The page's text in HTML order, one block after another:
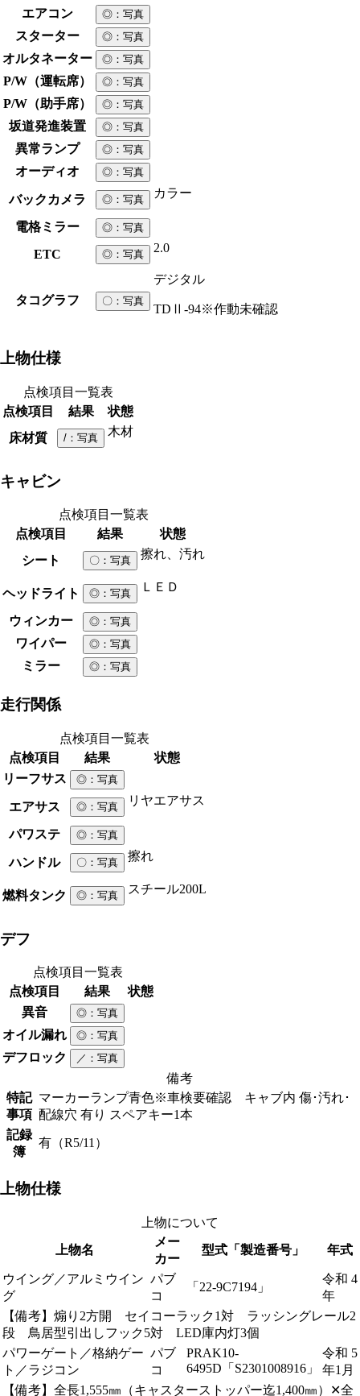
エアコン
◎ ：写真
スターター ◎ ：写真
オルタネーター ◎ ：写真
P/W（運転席） ◎ ：写真
P/W（助手席） ◎ ：写真
坂道発進装置 ◎ ：写真
異常ランプ ◎ ：写真
オーディオ ◎ ：写真
バックカメラ ◎ ：写真 カラー
電格ミラー ◎ ：写真
ETC ◎ ：写真 2.0
タコグラフ 〇 ：写真
デジタル
TDⅡ-94※作動未確認
上物仕様
点検項目一覧表
点検項目
結果
状態
床材質
/ ：写真 木材
キャビン
点検項目一覧表
点検項目
結果
状態
シート
〇 ：写真 擦れ、汚れ
ヘッドライト ◎ ：写真 ＬＥＤ
ウィンカー ◎ ：写真
ワイパー ◎ ：写真
ミラー ◎ ：写真
走行関係
点検項目一覧表
点検項目
結果
状態
リーフサス
◎ ：写真
エアサス ◎ ：写真 リヤエアサス
パワステ ◎ ：写真
ハンドル 〇 ：写真 擦れ
燃料タンク ◎ ：写真 スチール200L
デフ
点検項目一覧表
点検項目
結果
状態
異音
◎ ：写真
オイル漏れ ◎ ：写真
デフロック ／ ：写真
備考
特記
事項
マーカーランプ青色※車検要確認 キャブ内 傷･汚れ･
配線穴 有り スペアキー1本
記録
簿
有（R5/11）
上物仕様
上物について
上物名
メー
カー
型式「製造番号」 年式
ウイング／アルミウイン
グ
パブ
コ
「22-9C7194」
令和 4
年
【備考】煽り2方開 セイコーラック1対 ラッシングレール2
段 鳥居型引出しフック5対 LED庫内灯3個
パワーゲート／格納ゲー
ト／ラジコン
パブ
コ
PRAK10-
6495D「S2301008916」
令和 5
年1月
【備考】全長1,555㎜（キャスターストッパー迄1,400㎜）✕全